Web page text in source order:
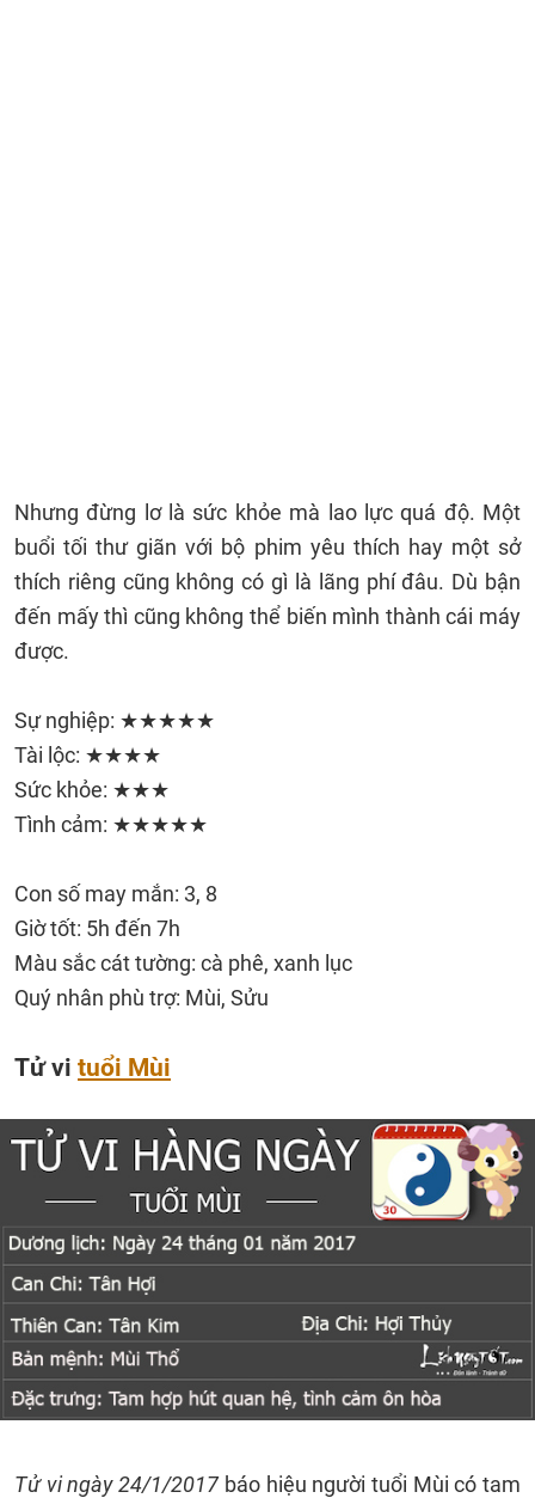
Nhưng đừng lơ là sức khỏe mà lao lực quá độ. Một
buổi tối thư giãn với bộ phim yêu thích hay một sở
thích riêng cũng không có gì là lãng phí đâu. Dù bận
đến mấy thì cũng không thể biến mình thành cái máy
được.
Sự nghiệp: ★★★★★
Tài lộc: ★★★★
Sức khỏe: ★★★
Tình cảm: ★★★★★
Con số may mắn: 3, 8
Giờ tốt: 5h đến 7h
Màu sắc cát tường: cà phê, xanh lục
Quý nhân phù trợ: Mùi, Sửu
Tử vi tuổi Mùi
Tử vi ngày 24/1/2017báo hiệu người tuổi Mùi có tam